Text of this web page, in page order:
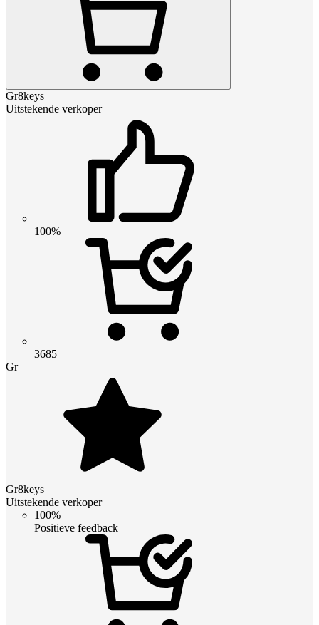
Gr8keys
Uitstekende verkoper
100%
3685
Gr
Gr8keys
Uitstekende verkoper
100%
Positieve feedback